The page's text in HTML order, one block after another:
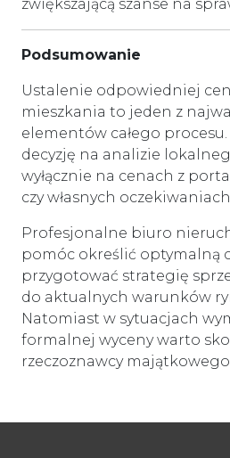
zwiększającą szanse na
Podsumowanie
Ustalenie odpowiedniej
mieszkania to jeden z
elementów całego
decyzję na analizie
wyłącznie na cenach z
czy własnych
Profesjonalne biuro
pomóc określić optymalną
przygotować strategię
do aktualnych warunków
Natomiast w sytuacjach
formalnej wyceny warto
rzeczoznawcy